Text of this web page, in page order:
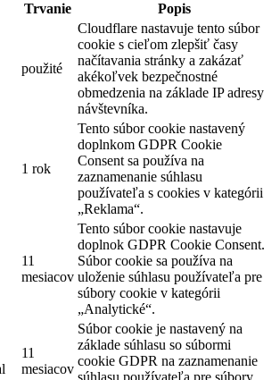
Trvanie Popis
použité
Cloudflare nastavuje tento súbor
cookie s cieľom zlepšiť časy
načítavania stránky a zakázať
akékoľvek bezpečnostné
obmedzenia na základe IP adresy
návštevníka.
1 rok
Tento súbor cookie nastavený
doplnkom GDPR Cookie
Consent sa používa na
zaznamenanie súhlasu
používateľa s cookies v kategórii
„Reklama“.
11
mesiacov
Tento súbor cookie nastavuje
doplnok GDPR Cookie Consent.
Súbor cookie sa používa na
uloženie súhlasu používateľa pre
súbory cookie v kategórii
„Analytické“.
11
mesiacov
Súbor cookie je nastavený na
základe súhlasu so súbormi
cookie GDPR na zaznamenanie
súhlasu používateľa pre súbory